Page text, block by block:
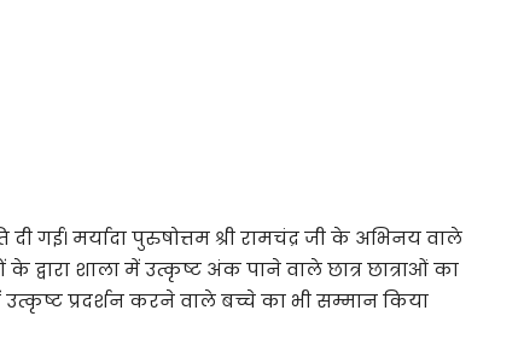
गई। मर्यादा पुरुषोत्तम श्री रामचंद्र जी के अभिनय वाले
द्वारा शाला में उत्कृष्ट अंक पाने वाले छात्र छात्राओं का
प्रदर्शन करने वाले बच्चे का भी सम्मान किया